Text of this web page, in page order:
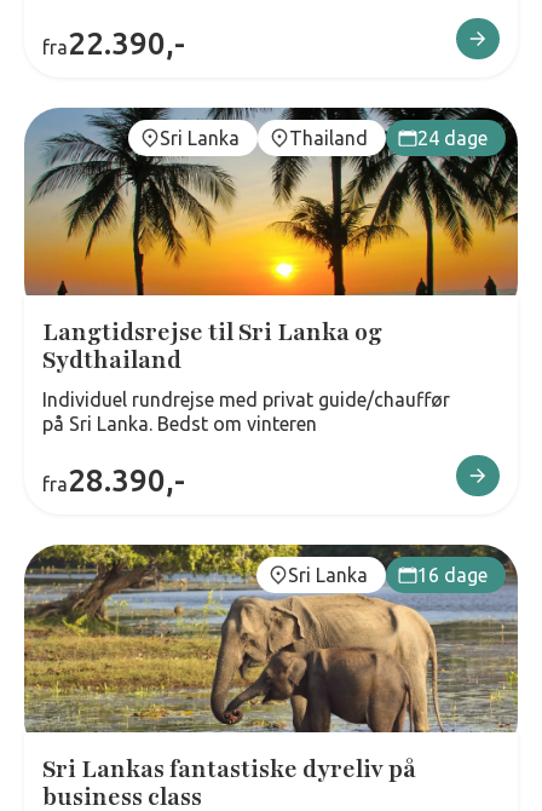
fra22.390,-
Sri Lanka Thailand 24 dage
Langtidsrejse til Sri Lanka og
Sydthailand
Individuel rundrejse med privat guide/chauffør
på Sri Lanka. Bedst om vinteren
fra28.390,-
Sri Lanka 16 dage
Sri Lankas fantastiske dyreliv på
business class